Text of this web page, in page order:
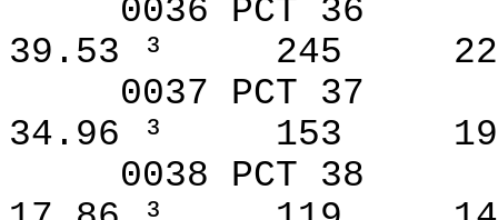
0036 PCT 36
39.53 ³
245
0037 PCT 37
34.96 ³
153
0038 PCT 38